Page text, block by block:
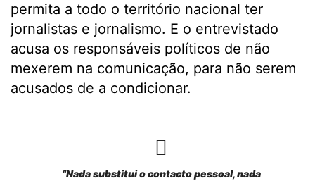
permita a todo o território nacional ter
jornalistas e jornalismo. E o entrevistado
acusa os responsáveis políticos de não
mexerem na comunicação, para não serem
acusados de a condicionar.
“Nada substitui o contacto pessoal, nada